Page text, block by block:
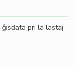
pri la lastaj